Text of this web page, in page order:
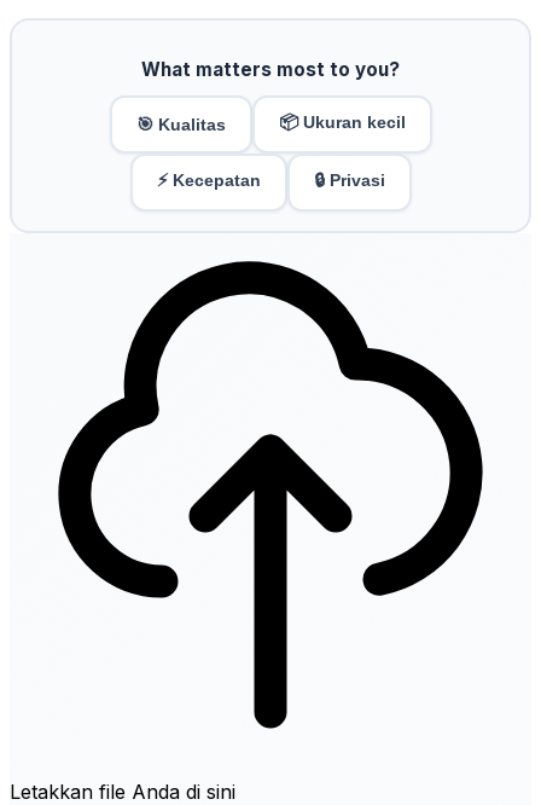
What matters most to you?
🎯 Kualitas 📦 Ukuran kecil
⚡ Kecepatan 🔒 Privasi
Letakkan file Anda di sini